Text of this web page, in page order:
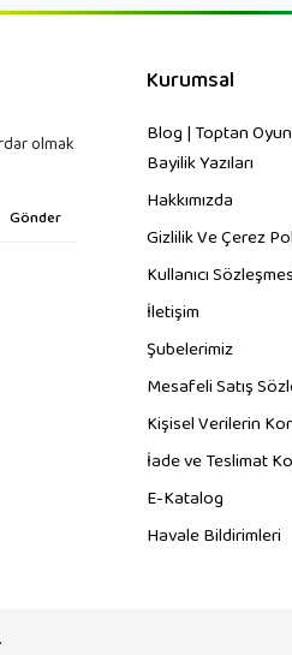
olmak
Gönder
Kurumsal
Blog | Toptan
Bayilik Yazıları
Hakkımızda
Gizlilik Ve Çerez
Kullanıcı
İletişim
Şubelerimiz
Mesafeli Satış
Kişisel Verilerin
İade ve Teslimat
E-Katalog
Havale Bildirimleri